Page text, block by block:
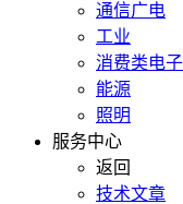
通信广电
工业
消费类电子
能源
照明
服务中心
返回
技术文章